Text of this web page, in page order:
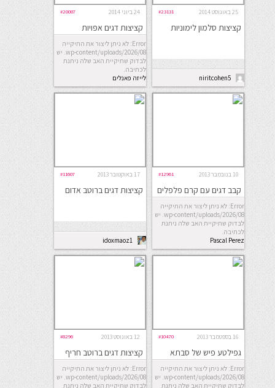
25 באוגוסט 2014 #23131
קציצות סלמון לימוניות
niritcohen5
24 ביוני 2014 #20087
קציצות דגים אפויות
Error: לא ניתן ליצור את התיקייה
wp-content/uploads/2026/08. יש
לבדוק שתיקיית האב שלה ניתנת
לכתיבה.
לייזה פאנלים
10 בנובמבר 2013 #12961
קבב דגים עם קרם פלפלים
Error: לא ניתן ליצור את התיקייה
wp-content/uploads/2026/08. יש
לבדוק שתיקיית האב שלה ניתנת
לכתיבה.
Pascal Perez
Rubin
17 באוקטובר 2013 #11607
קציצות דגים ברוטב אדום
idoxmaoz1
16 בספטמבר 2013 #10470
גפילטע פיש של סבתא
Error: לא ניתן ליצור את התיקייה
wp-content/uploads/2026/08. יש
לבדוק שתיקיית האב שלה ניתנת
12 באוגוסט 2013 #8296
קציצות דגים ברוטב חריף
Error: לא ניתן ליצור את התיקייה
wp-content/uploads/2026/08. יש
לבדוק שתיקיית האב שלה ניתנת